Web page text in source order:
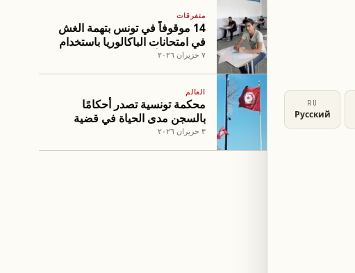
متفرقات
14 موقوفاً في تونس بتهمة الغش
في امتحانات الباكالوريا باستخدام
سماعات وأدوات مسربة
٧ حزيران ٢٠٢٦
العالم
محكمة تونسية تصدر أحكامًا
بالسجن مدى الحياة في قضية
الجهاز السري لحركة النهضة
٣ حزيران ٢٠٢٦
RU
Русский